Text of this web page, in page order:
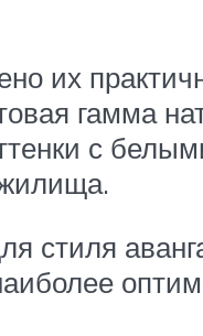
их
гамма
с
стиля